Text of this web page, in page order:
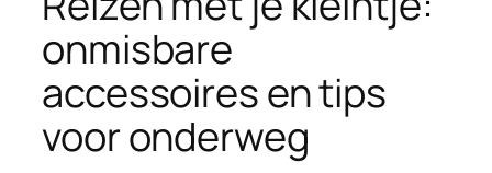
onmisbare
accessoires en tips
voor onderweg